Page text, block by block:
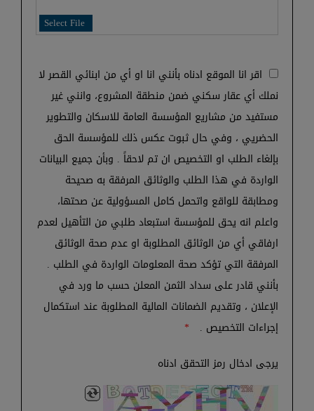
Select File
اقر انا الموقع ادناه بأنني انا او أي من ابنائي القصر لا
نملك أي عقار سكني ضمن منطقة المشروع، وانني غير
مستفيد من مشاريع المؤسسة العامة للاسكان والتطوير
الحضريي ، وفي حال ثبوت عكس ذلك للمؤسسة الحق
بإلغاء الطلب او التخصيص ان تم لاحقاً . وبأن جميع البيانات
الواردة في هذا الطلب والوثائق المرفقة به صحيحة
ومطابقة للواقع واتحمل كامل المسؤولية عن صحتها،
واعلم انه يحق للمؤسسة استبعاد طلبي من التأهيل لعدم
ارفاقي أي من الوثائق المطلوبة او عدم صحة الوثائق
المرفقة التي تؤكد صحة المعلومات الواردة في الطلب .
بأنني قادر على سداد الثمن المعلن حسب ما ورد في
الإعلان ، وتقديم الضمانات المالية المطلوبة عند استكمال
إجراءات التخصيص .
*
يرجى ادخال رمز التحقق ادناه